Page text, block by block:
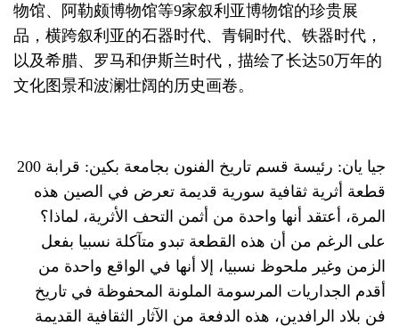
物馆、阿勒颇博物馆等9家叙利亚博物馆的珍贵展
品，横跨叙利亚的石器时代、青铜时代、铁器时代，
以及希腊、罗马和伊斯兰时代，描绘了长达50万年的
文化图景和波澜壮阔的历史画卷。
جيا يان: رئيسة قسم تاريخ الفنون بجامعة بكين: قرابة 200
قطعة أثرية ثقافية سورية قديمة تعرض في الصين هذه
المرة، أعتقد أنها واحدة من أثمن التحف الأثرية، لماذا؟
على الرغم من أن هذه القطعة تبدو متآكلة نسبيا بفعل
الزمن وغير ملحوظ نسبيا، إلا أنها في الواقع واحدة من
أقدم الجداريات المرسومة الملونة المحفوظة في تاريخ
فن بلاد الرافدين، هذه الدفعة من الآثار الثقافية القديمة